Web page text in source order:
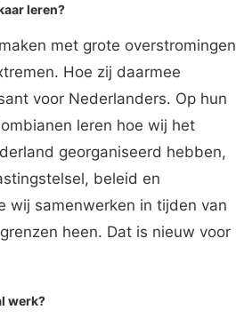
leren?
met grote overstromingen
Hoe zij daarmee
voor Nederlanders. Op hun
leren hoe wij het
georganiseerd hebben,
beleid en
wij samenwerken in tijden van
heen. Dat is nieuw voor
werk?